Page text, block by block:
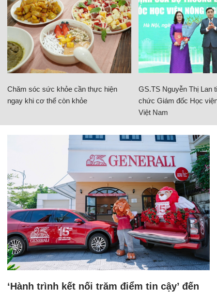
Chăm sóc sức khỏe cần thực hiện
ngay khi cơ thể còn khỏe
GS.TS Nguyễn Thị Lan
chức Giám đốc Học
Việt Nam
‘Hành trình kết nối trăm điểm tin cậy’ đến